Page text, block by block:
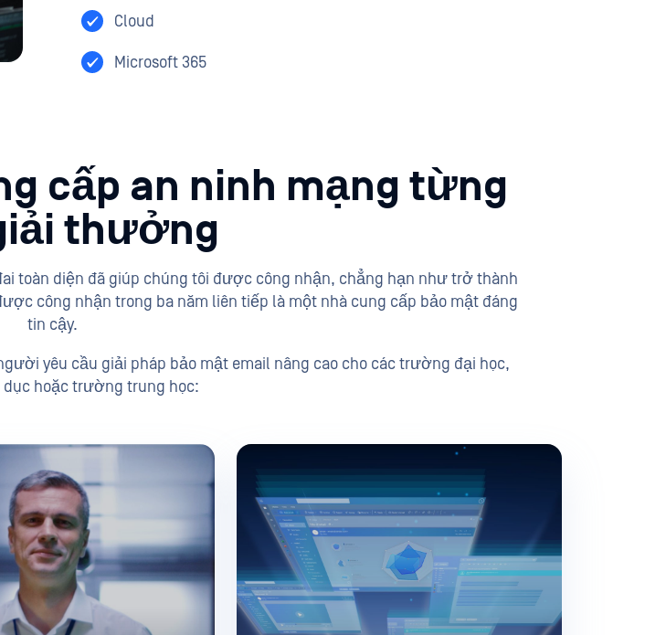
Cloud
Microsoft 365
cấp an ninh mạng từng
thưởng
toàn diện đã giúp chúng tôi được công nhận, chẳng hạn như trở thành
công nhận trong ba năm liên tiếp là một nhà cung cấp bảo mật đáng
tin cậy.
yêu cầu giải pháp bảo mật email nâng cao cho các trường đại học,
dục hoặc trường trung học: